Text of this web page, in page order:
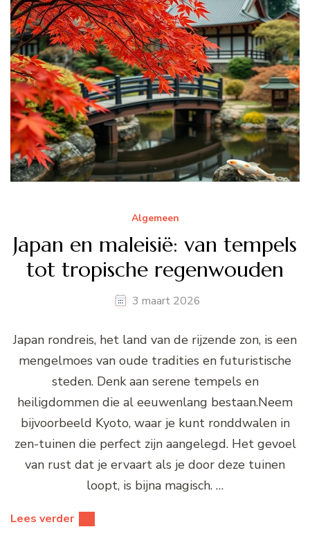
Algemeen
Japan en maleisië: van tempels
tot tropische regenwouden
3 maart 2026
Japan rondreis, het land van de rijzende zon, is een
mengelmoes van oude tradities en futuristische
steden. Denk aan serene tempels en
heiligdommen die al eeuwenlang bestaan.Neem
bijvoorbeeld Kyoto, waar je kunt ronddwalen in
zen-tuinen die perfect zijn aangelegd. Het gevoel
van rust dat je ervaart als je door deze tuinen
loopt, is bijna magisch. …
Lees verder